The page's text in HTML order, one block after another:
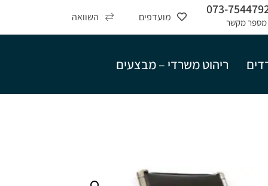
073-
מספר מקשר מועדפים השוואה
ריהוט משרדי – מבצעים